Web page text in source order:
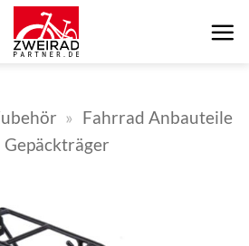
» Fahrrad Anbauteile
Gepäckträger